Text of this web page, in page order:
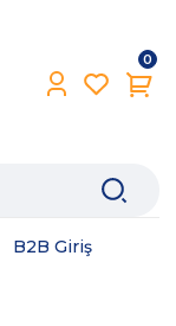
0
B2B Giriş